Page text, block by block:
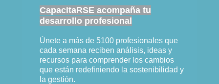
CapacitaRSE acompaña tu
desarrollo profesional
Únete a más de 5100 profesionales que
cada semana reciben análisis, ideas y
recursos para comprender los cambios
que están redefiniendo la sostenibilidad y
la gestión.